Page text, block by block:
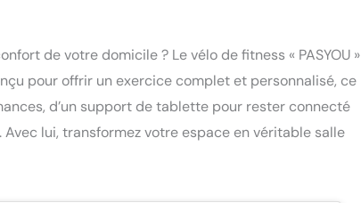
de votre domicile ? Le vélo de fitness « PASYOU »
pour offrir un exercice complet et personnalisé, ce
d’un support de tablette pour rester connecté
lui, transformez votre espace en véritable salle